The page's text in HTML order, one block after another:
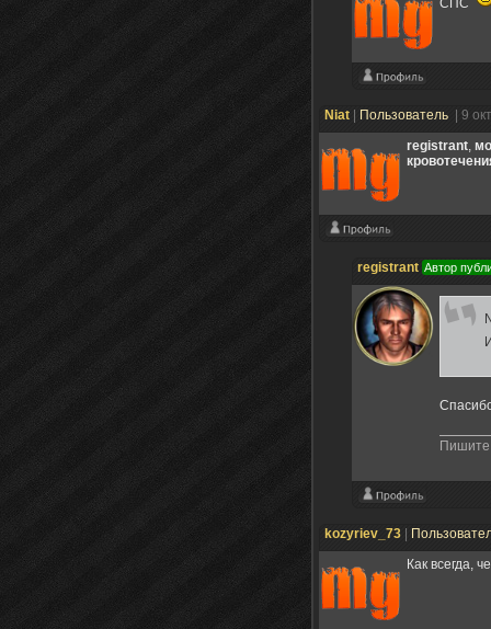
СПС
Niat Пользователь
| 9
registrant,
registrant Автор
Пишите
kozyriev_73
Как всегда,